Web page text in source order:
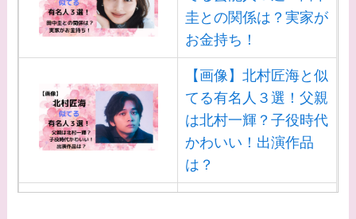
圭との関係は？実家が
お金持ち！
【画像】北村匠海と似
てる有名人３選！父親
は北村一輝？子役時代
かわいい！出演作品
は？